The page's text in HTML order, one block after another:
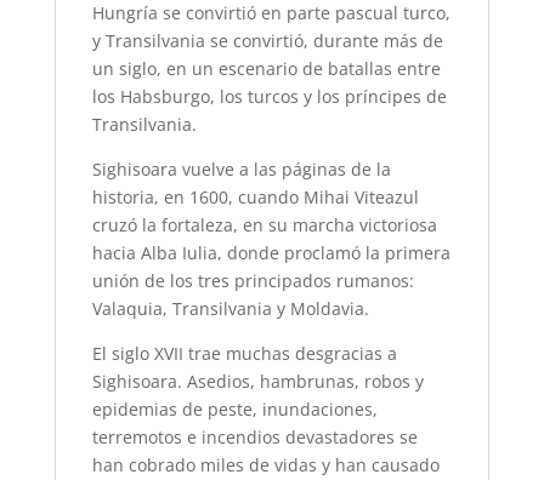
Hungría se convirtió en parte pascual turco,
y Transilvania se convirtió, durante más de
un siglo, en un escenario de batallas entre
los Habsburgo, los turcos y los príncipes de
Transilvania.
Sighisoara vuelve a las páginas de la
historia, en 1600, cuando Mihai Viteazul
cruzó la fortaleza, en su marcha victoriosa
hacia Alba Iulia, donde proclamó la primera
unión de los tres principados rumanos:
Valaquia, Transilvania y Moldavia.
El siglo XVII trae muchas desgracias a
Sighisoara. Asedios, hambrunas, robos y
epidemias de peste, inundaciones,
terremotos e incendios devastadores se
han cobrado miles de vidas y han causado